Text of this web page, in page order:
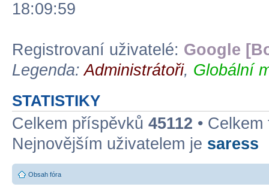
18:09:59
Registrovaní uživatelé: Google
Legenda:Administrátoři, Globální
STATISTIKY
Celkem příspěvků 45112 •
Nejnovějším uživatelem je saress
Obsah fóra